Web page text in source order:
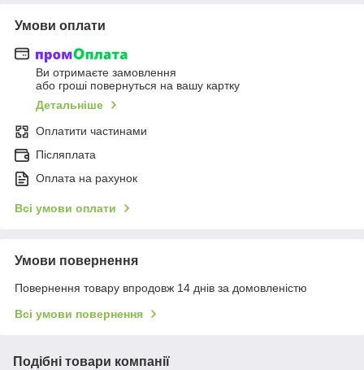
Умови оплати
Ви отримаєте замовлення
або гроші повернуться на вашу картку
Детальніше
Оплатити частинами
Післяплата
Оплата на рахунок
Всі умови оплати
Умови повернення
Повернення товару впродовж 14 днів за домовленістю
Всі умови повернення
Подібні товари компанії